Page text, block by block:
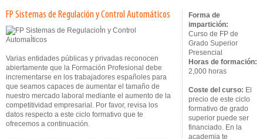
FP Sistemas de Regulación y Control Automáticos
Varias entidades públicas y privadas reconocen
abiertamente que la Formación Profesional debe
incrementarse en los trabajadores españoles para
que seamos capaces de aumentar el tamaño de
nuestro mercado laboral mediante el aumento de la
competitividad empresarial. Por favor, revisa los
datos respecto a este ciclo formativo que te
ofrecemos a continuación.
Forma de
impartición:
Curso de FP de
Grado Superior
Presencial
Horas de formación:
2,000 horas
Coste del curso: El
precio de este ciclo
formativo de grado
superior puede ser
financiado. En la
academia te